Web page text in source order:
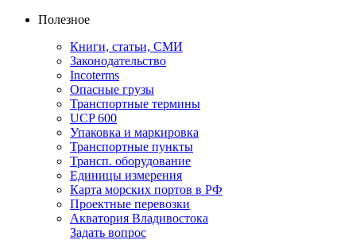
Полезное
Книги, статьи, СМИ
Законодательство
Incoterms
Опасные грузы
Транспортные термины
UCP 600
Упаковка и маркировка
Транспортные пункты
Трансп. оборудование
Единицы измерения
Карта морских портов в РФ
Проектные перевозки
Акватория Владивостока
Задать вопрос